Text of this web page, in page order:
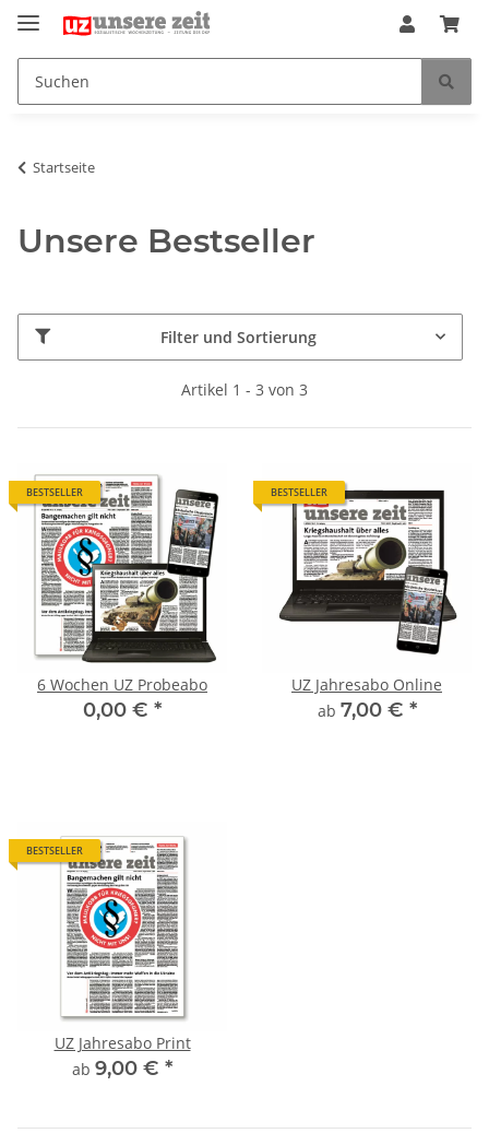
Startseite
Unsere Bestseller
Filter und Sortierung
Artikel 1 - 3 von 3
BESTSELLER
6 Wochen UZ Probeabo
0,00 € *
BESTSELLER
UZ Jahresabo Online
ab 7,00 € *
BESTSELLER
UZ Jahresabo Print
ab 9,00 € *